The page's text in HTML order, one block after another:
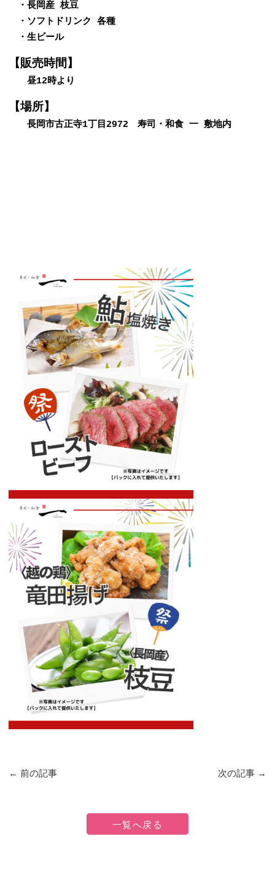
・長岡産 枝豆
・ソフトドリンク 各種
・生ビール
【販売時間】
昼12時より
【場所】
長岡市古正寺1丁目2972 寿司・和食 一 敷地内
← 前の記事 次の記事 →
一覧へ戻る